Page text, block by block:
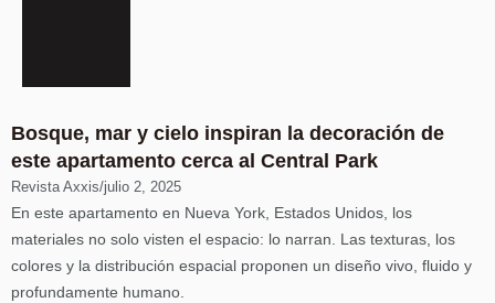
Bosque, mar y cielo inspiran la decoración de
este apartamento cerca al Central Park
Revista Axxis/julio 2, 2025
En este apartamento en Nueva York, Estados Unidos, los
materiales no solo visten el espacio: lo narran. Las texturas, los
colores y la distribución espacial proponen un diseño vivo, fluido y
profundamente humano.